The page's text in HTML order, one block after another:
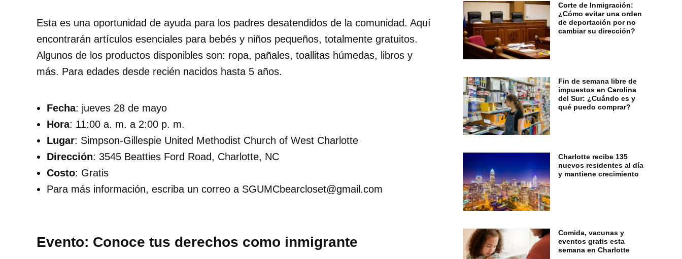
Esta es una oportunidad de ayuda para los padres desatendidos de la comunidad. Aquí
encontrarán artículos esenciales para bebés y niños pequeños, totalmente gratuitos.
Algunos de los productos disponibles son: ropa, pañales, toallitas húmedas, libros y
más. Para edades desde recién nacidos hasta 5 años.
Fecha: jueves 28 de mayo
Hora: 11:00 a. m. a 2:00 p. m.
Lugar: Simpson-Gillespie United Methodist Church of West Charlotte
Dirección: 3545 Beatties Ford Road, Charlotte, NC
Costo: Gratis
Para más información, escriba un correo a SGUMCbearcloset@gmail.com
Evento: Conoce tus derechos como inmigrante
Corte de Inmigración:
¿Cómo evitar una orden
de deportación por no
cambiar su dirección?
Fin de semana libre de
impuestos en Carolina
del Sur: ¿Cuándo es y
qué puedo comprar?
Charlotte recibe 135
nuevos residentes al día
y mantiene crecimiento
Comida, vacunas y
eventos gratis esta
semana en Charlotte